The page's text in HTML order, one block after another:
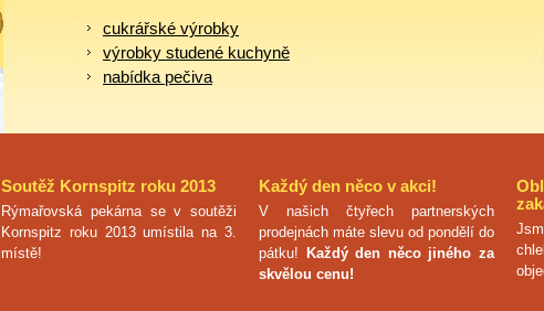
cukrářské výrobky
výrobky studené kuchyně
nabídka pečiva
Soutěž Kornspitz roku 2013
Rýmařovská pekárna se v soutěži
Kornspitz roku 2013 umístila na 3.
místě!
Každý den něco v akci!
V našich čtyřech partnerských
prodejnách máte slevu od pondělí do
pátku!
Každý den něco jiného za
skvělou cenu!